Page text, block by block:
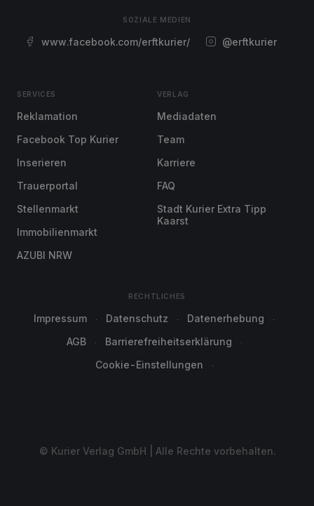
SOZIALE MEDIEN
www.facebook.com/erftkurier/ @erftkurier
SERVICES
Reklamation
Facebook Top Kurier
Inserieren
Trauerportal
Stellenmarkt
Immobilienmarkt
AZUBI NRW
VERLAG
Mediadaten
Team
Karriere
FAQ
Stadt Kurier Extra Tipp
Kaarst
RECHTLICHES
Impressum Datenschutz
Datenerhebung
AGB
Barrierefreiheitserklärung
Cookie-Einstellungen
© Kurier Verlag GmbH | Alle Rechte vorbehalten.